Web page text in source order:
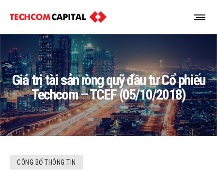
Giá trị tài sản ròng quỹ đầu tư Cổ phiếu
Techcom – TCEF (05/10/2018)
CÔNG BỐ THÔNG TIN